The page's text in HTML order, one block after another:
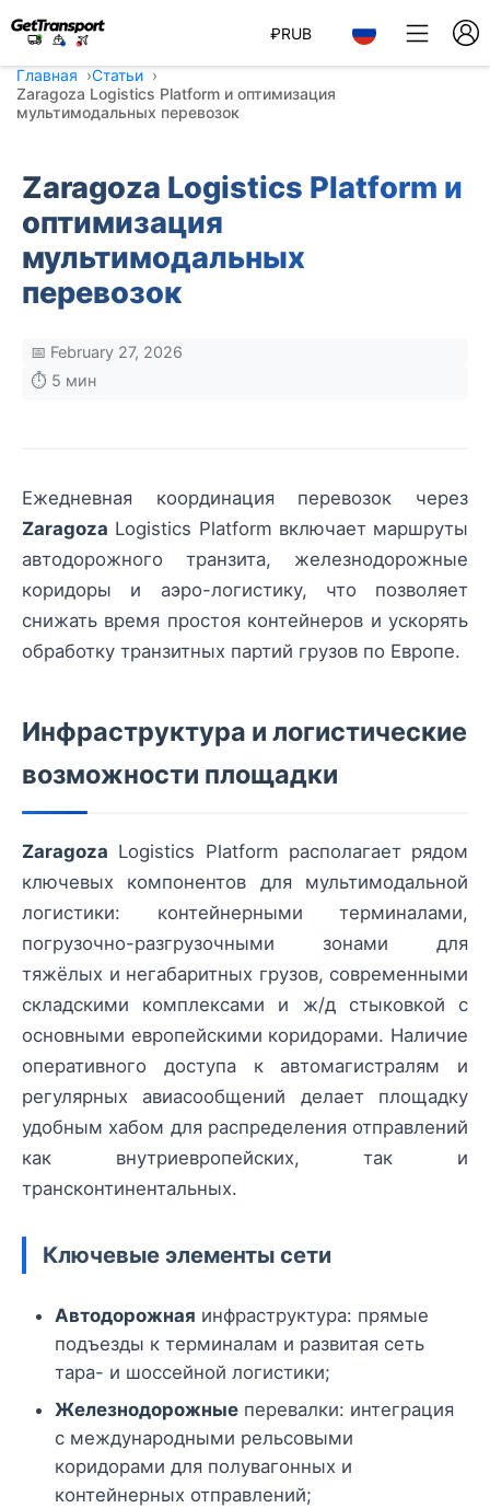
₽RUB
Главная
Статьи
Zaragoza Logistics Platform и оптимизация
мультимодальных перевозок
Zaragoza Logistics Platform и
оптимизация
мультимодальных
перевозок
📅 February 27, 2026
⏱️ 5 мин
Ежедневная координация перевозок через
Zaragoza Logistics Platform включает маршруты
автодорожного транзита, железнодорожные
коридоры и аэро-логистику, что позволяет
снижать время простоя контейнеров и ускорять
обработку транзитных партий грузов по Европе.
Инфраструктура и логистические
возможности площадки
Zaragoza Logistics Platform располагает рядом
ключевых компонентов для мультимодальной
логистики: контейнерными терминалами,
погрузочно-разгрузочными зонами для
тяжёлых и негабаритных грузов, современными
складскими комплексами и ж/д стыковкой с
основными европейскими коридорами. Наличие
оперативного доступа к автомагистралям и
регулярных авиасообщений делает площадку
удобным хабом для распределения отправлений
как внутриевропейских, так и
трансконтинентальных.
Ключевые элементы сети
Автодорожная инфраструктура: прямые
подъезды к терминалам и развитая сеть
тара- и шоссейной логистики;
Железнодорожные перевалки: интеграция
с международными рельсовыми
коридорами для полувагонных и
контейнерных отправлений;